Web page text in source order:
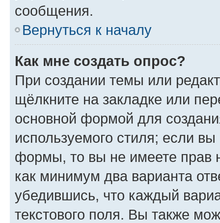
сообщения.
Вернуться к началу
Как мне создать опрос?
При создании темы или
щёлкните на закладке или
основной формой для
используемого стиля; если
формы, то вы не имеете прав
как минимум два варианта
убедившись, что каждый
текстового поля. Вы также